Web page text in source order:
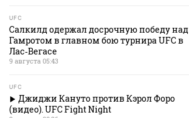
UFC
Салкилд одержал досрочную победу над
Гамротом в главном бою турнира UFC в
Лас‑Вегасе
9 августа 05:43
UFC
Джиджи Кануто против Кэрол Форо
(видео). UFC Fight Night